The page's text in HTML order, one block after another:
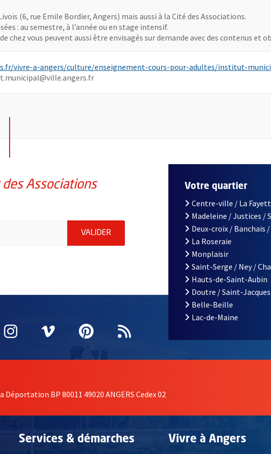
(6, rue Emile Bordier, Angers) mais aussi à la Cité des Associations.
: au semestre, à l’année ou en stage intensif.
chez vous peuvent aussi être envisagés sur demande avec des contenus et
vivre-a-angers/culture/enseignement-cours-pour-adultes/institut-
Associations
des associations de la ville d'Angers, indiquez votre email (champ
VALIDERENVOYER MA DEMANDE D'INSCRIPTION À
fenêtre
nouvelle fenêtre
une nouvelle fenêtre
Instagram
, Ouvre une nouvelle fenêtre
Vimeo
, Ouvre une nouvelle fenêtre
Pinterest
, Ouvre une nouvelle fenêtre
Flux RSS
Votre quartier
Centre-ville / La
Madeleine / Justices /
Deux-croix / Banchais
La Roseraie
Monplaisir
Saint-Serge / Ney /
Hauts-de-Saint-Aubin
Doutre / Saint-
Belle-Beille
Lac-de-Maine
BP 80011 49020 ANGERS Cedex 02
Services & démarches Vivre à Angers